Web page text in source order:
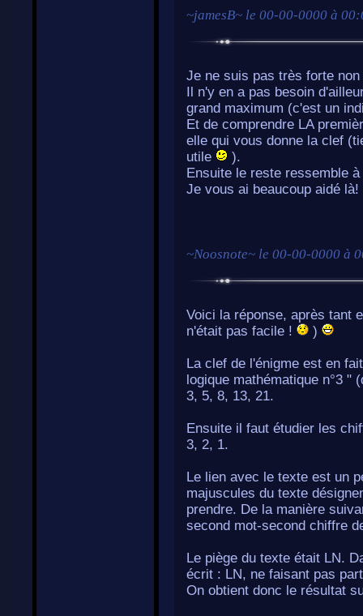
~jamesB~ le 00-00-0000 à
Je ne suis pas très forte
Il n'y en a pas besoin
grand maximum (c'est un
Et de comprendre LA
elle qui vous donne la clef
utile
).
Ensuite le reste ressemble
Je vous ai beaucoup aidé là!
~Noosnote~ le 00-00-0000 à
Voici la réponse, après tant
n'était pas facile !
)
La clef de l'énigme est en
logique mathématique n°3 "
3, 5, 8, 13, 21.
Ensuite il faut étudier les
3, 2, 1.
Le lien avec le texte est un
majuscules du texte
prendre. De la manière
second mot-second chiffre
Le piège du texte était LN.
écrit : LN, ne faisant pas
On obtient donc le résultat